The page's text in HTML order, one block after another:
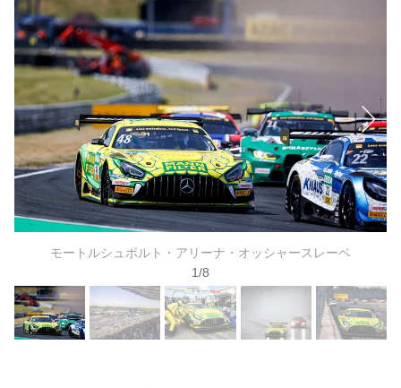
モートルシュポルト・アリーナ・オッシャースレーベ
1/8